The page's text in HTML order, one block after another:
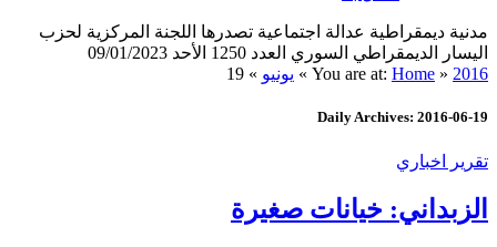
مدنية ديمقراطية عدالة اجتماعية تصدرها اللجنة المركزية لحزب
اليسار الديمقراطي السوري العدد 1250 الأحد 09/01/2023
You are at: Home » 2016
» يونيو »
19
Daily Archives: 2016-06-19
تقرير اخباري
الزبداني: خيانات صغيرة